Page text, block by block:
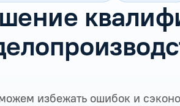
избежать ошибок и